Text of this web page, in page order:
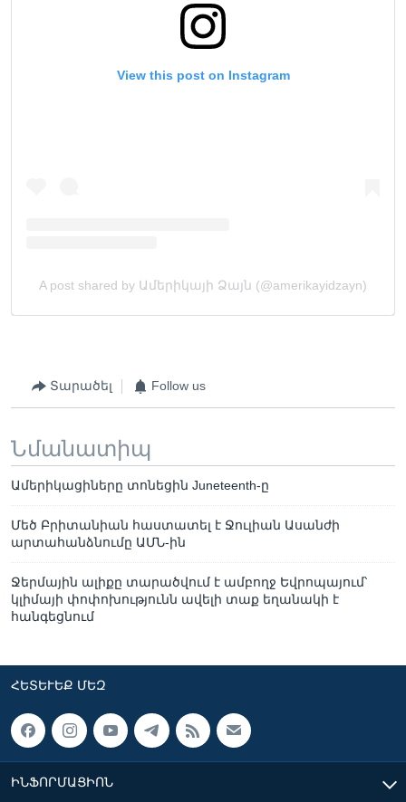
Տարածել Follow us
Նմանատիպ
Ամերիկացիները տոնեցին Juneteenth-ը
Մեծ Բրիտանիան հաստատել է Ջուլիան Ասանժի
արտահանձնումը ԱՄՆ-ին
Ջերմային ալիքը տարածվում է ամբողջ Եվրոպայում՝
կլիմայի փոփոխությունն ավելի տաք եղանակի է
հանգեցնում
ՀԵՏԵՒԵՔ ՄԵԶ
ԻՆՖՈՐՄԱՑԻՈՆ